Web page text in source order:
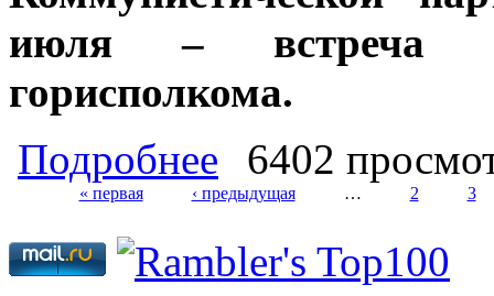
июля – встреча с
горисполкома.
Подробнее о Депутаты-коммунисты
братских народов — важнейший
6402
« первая ‹ предыдущая … 2 3